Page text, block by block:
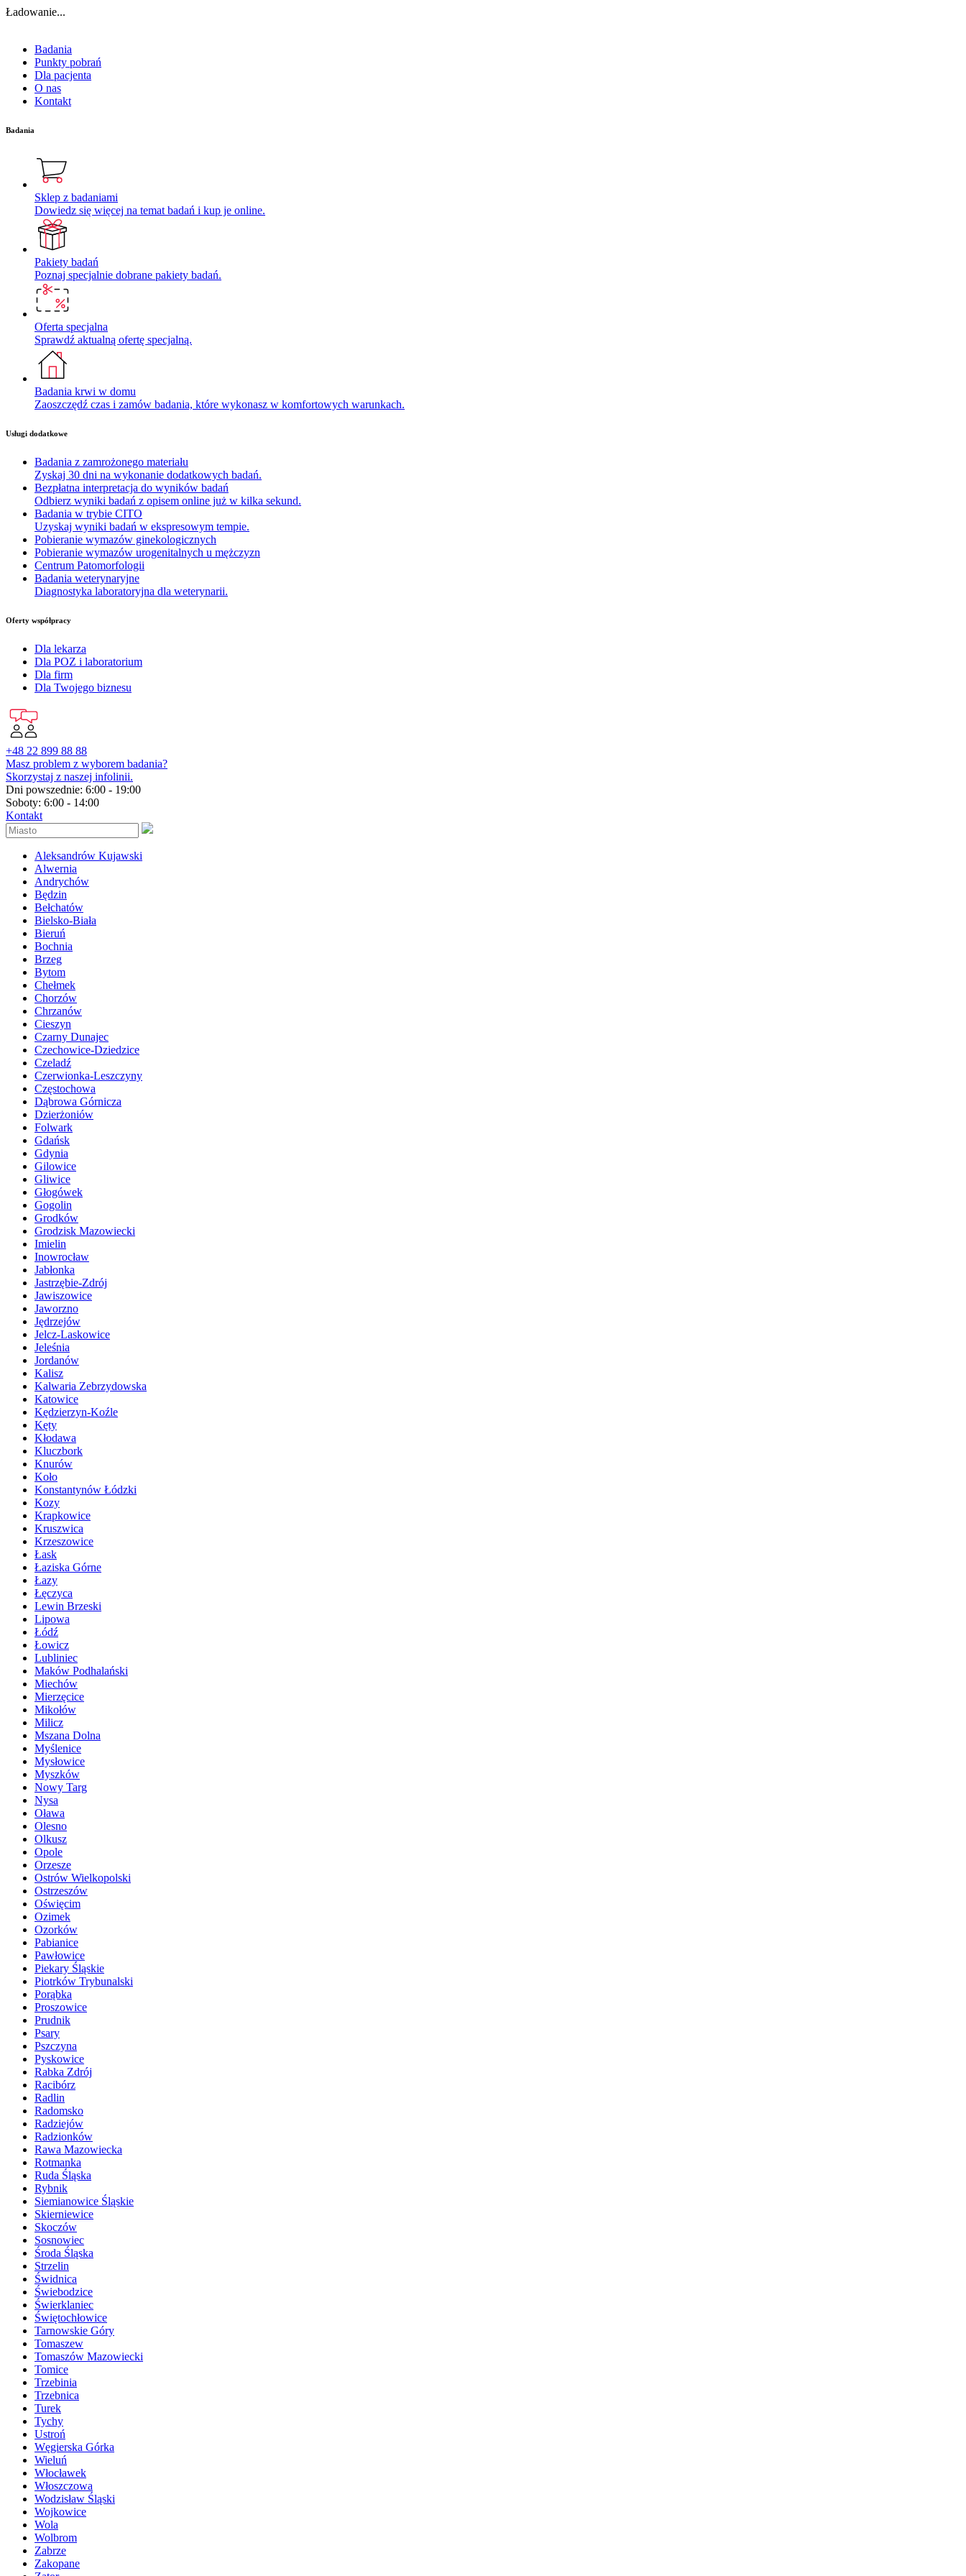
Ładowanie...
Badania
Punkty pobrań
Dla pacjenta
O nas
Kontakt
Badania
Sklep z badaniami
Dowiedz się więcej na temat badań i kup je online.
Pakiety badań
Poznaj specjalnie dobrane pakiety badań.
Oferta specjalna
Sprawdź aktualną ofertę specjalną.
Badania krwi w domu
Zaoszczędź czas i zamów badania, które wykonasz w komfortowych warunkach.
Usługi dodatkowe
Badania z zamrożonego materiału
Zyskaj 30 dni na wykonanie dodatkowych badań.
Bezpłatna interpretacja do wyników badań
Odbierz wyniki badań z opisem online już w kilka sekund.
Badania w trybie CITO
Uzyskaj wyniki badań w ekspresowym tempie.
Pobieranie wymazów ginekologicznych
Pobieranie wymazów urogenitalnych u mężczyzn
Centrum Patomorfologii
Badania weterynaryjne
Diagnostyka laboratoryjna dla weterynarii.
Oferty współpracy
Dla lekarza
Dla POZ i laboratorium
Dla firm
Dla Twojego biznesu
+48 22 899 88 88
Masz problem z wyborem badania?
Skorzystaj z naszej infolinii.
Dni powszednie: 6:00 - 19:00
Soboty: 6:00 - 14:00
Kontakt
Aleksandrów Kujawski
Alwernia
Andrychów
Będzin
Bełchatów
Bielsko-Biała
Bieruń
Bochnia
Brzeg
Bytom
Chełmek
Chorzów
Chrzanów
Cieszyn
Czarny Dunajec
Czechowice-Dziedzice
Czeladź
Czerwionka-Leszczyny
Częstochowa
Dąbrowa Górnicza
Dzierżoniów
Folwark
Gdańsk
Gdynia
Gilowice
Gliwice
Głogówek
Gogolin
Grodków
Grodzisk Mazowiecki
Imielin
Inowrocław
Jabłonka
Jastrzębie-Zdrój
Jawiszowice
Jaworzno
Jędrzejów
Jelcz-Laskowice
Jeleśnia
Jordanów
Kalisz
Kalwaria Zebrzydowska
Katowice
Kędzierzyn-Koźle
Kęty
Kłodawa
Kluczbork
Knurów
Koło
Konstantynów Łódzki
Kozy
Krapkowice
Kruszwica
Krzeszowice
Łask
Łaziska Górne
Łazy
Łęczyca
Lewin Brzeski
Lipowa
Łódź
Łowicz
Lubliniec
Maków Podhalański
Miechów
Mierzęcice
Mikołów
Milicz
Mszana Dolna
Myślenice
Mysłowice
Myszków
Nowy Targ
Nysa
Oława
Olesno
Olkusz
Opole
Orzesze
Ostrów Wielkopolski
Ostrzeszów
Oświęcim
Ozimek
Ozorków
Pabianice
Pawłowice
Piekary Śląskie
Piotrków Trybunalski
Porąbka
Proszowice
Prudnik
Psary
Pszczyna
Pyskowice
Rabka Zdrój
Racibórz
Radlin
Radomsko
Radziejów
Radzionków
Rawa Mazowiecka
Rotmanka
Ruda Śląska
Rybnik
Siemianowice Śląskie
Skierniewice
Skoczów
Sosnowiec
Środa Śląska
Strzelin
Świdnica
Świebodzice
Świerklaniec
Świętochłowice
Tarnowskie Góry
Tomaszew
Tomaszów Mazowiecki
Tomice
Trzebinia
Trzebnica
Turek
Tychy
Ustroń
Węgierska Górka
Wieluń
Włocławek
Włoszczowa
Wodzisław Śląski
Wojkowice
Wola
Wolbrom
Zabrze
Zakopane